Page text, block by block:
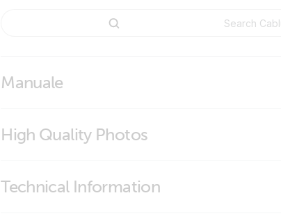
Manuale
High Quality Photos
Technical Information